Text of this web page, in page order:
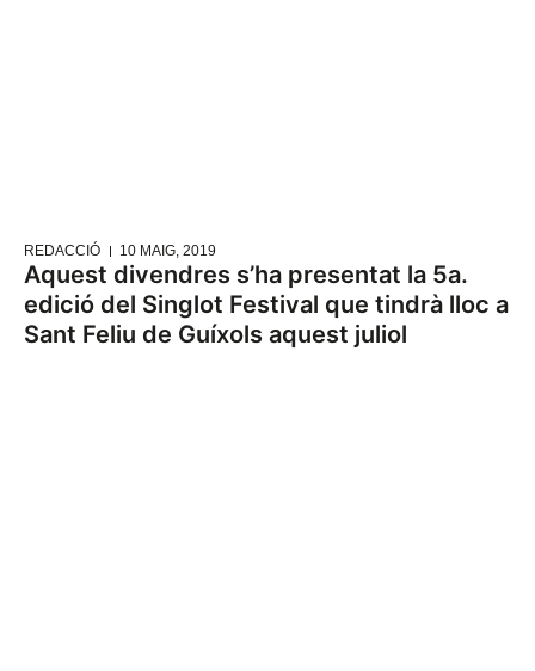
REDACCIÓ 10 MAIG, 2019
Aquest divendres s’ha presentat la 5a.
edició del Singlot Festival que tindrà lloc a
Sant Feliu de Guíxols aquest juliol